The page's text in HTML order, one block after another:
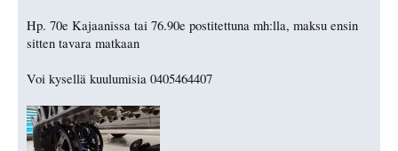
Hp. 70e Kajaanissa tai 76.90e postitettuna mh:lla, maksu ensin
sitten tavara matkaan
Voi kysellä kuulumisia 0405464407